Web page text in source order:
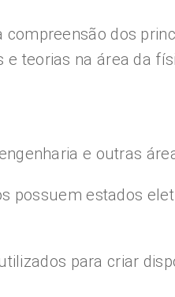
dos
teorias na área da
e outras
possuem estados
para criar